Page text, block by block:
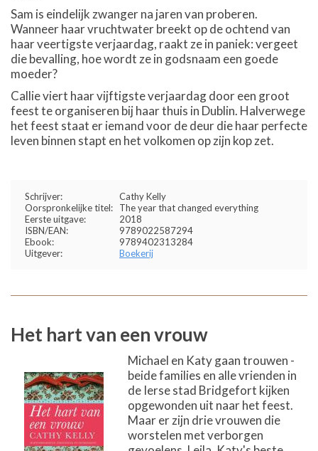
Sam is eindelijk zwanger na jaren van proberen.
Wanneer haar vruchtwater breekt op de ochtend van
haar veertigste verjaardag, raakt ze in paniek: vergeet
die bevalling, hoe wordt ze in godsnaam een goede
moeder?
Callie viert haar vijftigste verjaardag door een groot
feest te organiseren bij haar thuis in Dublin. Halverwege
het feest staat er iemand voor de deur die haar perfecte
leven binnen stapt en het volkomen op zijn kop zet.
Schrijver:
Cathy Kelly
Oorspronkelijke titel:
The year that changed everything
Eerste uitgave:
2018
ISBN/EAN:
9789022587294
Ebook:
9789402313284
Uitgever:
Boekerij
Het hart van een vrouw
Michael en Katy gaan trouwen -
beide families en alle vrienden in
de Ierse stad Bridgefort kijken
opgewonden uit naar het feest.
Maar er zijn drie vrouwen die
worstelen met verborgen